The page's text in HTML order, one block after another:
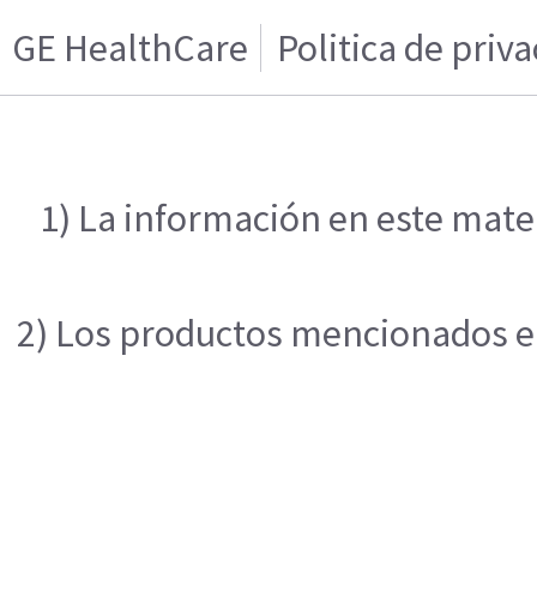
GE HealthCare Politica de
1) La información en este
2) Los productos mencionados